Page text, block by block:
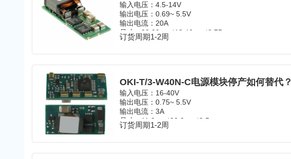
输入电压： 4.5-14V
输出电压： 0.69~ 5.5V
输出电流：20A
尺寸：33.02mm*13.46mm*8.75mm
温度范围：
-40℃~85℃
封装：SMD
订货周期1-2周
OKI-T/3-W40N-C电源模块停产如何替代？
输入电压： 16-40V
输出电压： 0.75~ 5.5V
输出电流：3A
尺寸：11.9mm*20.8mm*8.5mm
温度范围：
-40℃~85℃
封装：SMD
订货周期1-2周